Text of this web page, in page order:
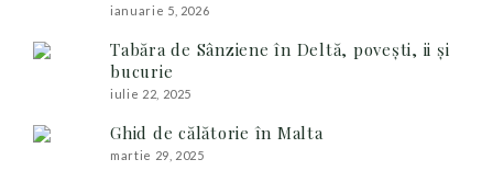
ianuarie 5, 2026
Tabăra de Sânziene în Deltă, povești, ii și
bucurie
iulie 22, 2025
Ghid de călătorie în Malta
martie 29, 2025